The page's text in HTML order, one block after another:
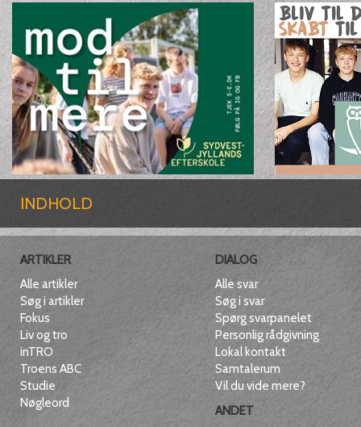
INDHOLD
ARTIKLER
Alle artikler
Søg i artikler
Fokus
Liv og tro
inTRO
Troens ABC
Studie
Nøgleord
DIALOG
Alle svar
Søg i svar
Spørg svarpanelet
Personlig rådgivning
Lokal kontakt
Samtalerum
Vil du vide mere?
ANDET